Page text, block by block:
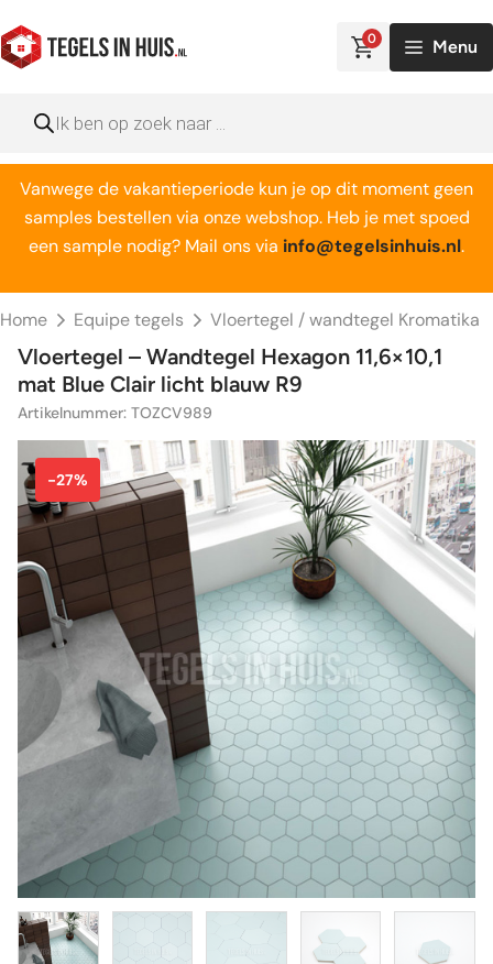
naar
de
0 Menu
zoeken
Vanwege de vakantieperiode kun je op dit moment geen
samples bestellen via onze webshop. Heb je met spoed
een sample nodig? Mail ons via info@tegelsinhuis.nl.
Home Equipe tegels Vloertegel / wandtegel Kromatika
Vloertegel – Wandtegel Hexagon 11,6×10,1
mat Blue Clair licht blauw R9
Artikelnummer: TOZCV989
-27%